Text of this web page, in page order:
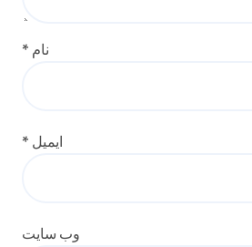
نام *
ایمیل *
وب‌ سایت